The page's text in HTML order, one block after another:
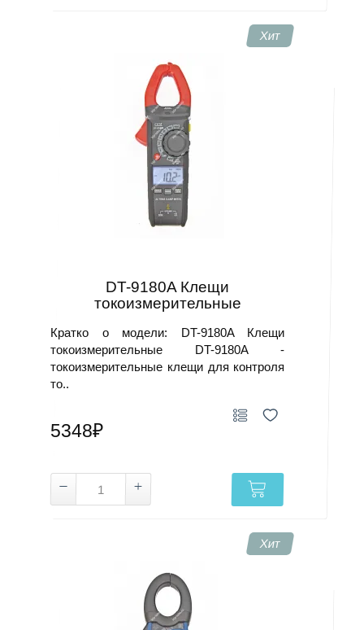
Хит
DT-9180A Клещи
токоизмерительные
Кратко о модели: DT-9180A Клещи
токоизмерительные DT-9180A -
токоизмерительные клещи для контроля
то..
5348₽
Хит